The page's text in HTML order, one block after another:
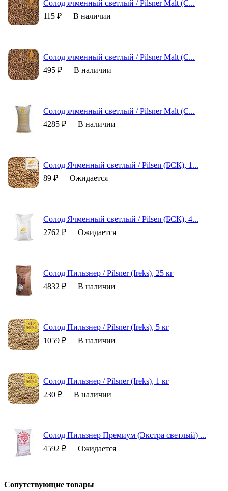
Cолод ячменный светлый / Pilsner Malt (С...
115 ₽
В наличии
Cолод ячменный светлый / Pilsner Malt (С...
495 ₽
В наличии
Cолод ячменный светлый / Pilsner Malt (С...
4285 ₽
В наличии
Солод Ячменный светлый / Pilsen (БСК), 1...
89 ₽
Ожидается
Солод Ячменный светлый / Pilsen (БСК), 4...
2762 ₽
Ожидается
Солод Пильзнер / Pilsner (Ireks), 25 кг
4832 ₽
В наличии
Солод Пильзнер / Pilsner (Ireks), 5 кг
1059 ₽
В наличии
Солод Пильзнер / Pilsner (Ireks), 1 кг
230 ₽
В наличии
Солод Пильзнер Премиум (Экстра светлый) ...
4592 ₽
Ожидается
Сопутствующие товары